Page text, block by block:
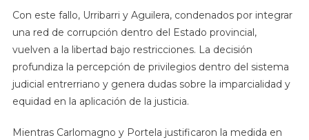
Con este fallo, Urribarri y Aguilera, condenados por integrar
una red de corrupción dentro del Estado provincial,
vuelven a la libertad bajo restricciones. La decisión
profundiza la percepción de privilegios dentro del sistema
judicial entrerriano y genera dudas sobre la imparcialidad y
equidad en la aplicación de la justicia.
Mientras Carlomagno y Portela justificaron la medida en